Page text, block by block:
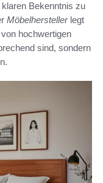
Bekenntnis zu
Möbelherstellerlegt
hochwertigen
sind, sondern